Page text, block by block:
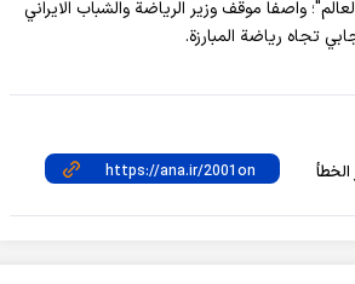
واصفا موقف وزير الرياضة والشباب الايراني
تجاه رياضة المبارزة.
الخطأ